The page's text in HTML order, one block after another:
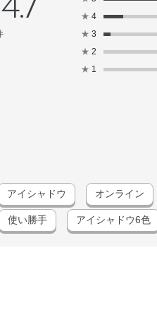
4.7 ★ 4
★ 3
★ 2
★ 1
アイシャドウ オンライン
使い勝手 アイシャドウ6色